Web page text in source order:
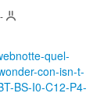
-
quel-
con-isn-t-
BS-I0-C12-P4-